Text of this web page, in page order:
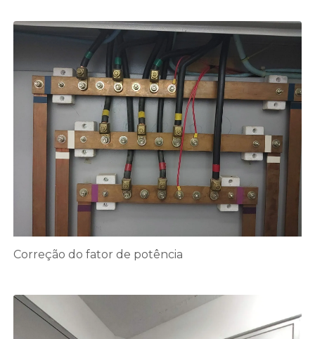
Correção do fator de potência